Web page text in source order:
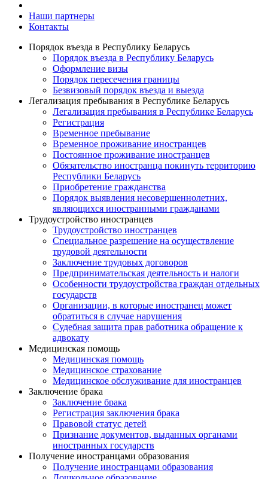
Наши партнеры
Контакты
Порядок въезда в Республику Беларусь
Порядок въезда в Республику Беларусь
Оформление визы
Порядок пересечения границы
Безвизовый порядок въезда и выезда
Легализация пребывания в Республике Беларусь
Легализация пребывания в Республике Беларусь
Регистрация
Временное пребывание
Временное проживание иностранцев
Постоянное проживание иностранцев
Обязательство иностранца покинуть территорию
Республики Беларусь
Приобретение гражданства
Порядок выявления несовершеннолетних,
являющихся иностранными гражданами
Трудоустройство иностранцев
Трудоустройство иностранцев
Специальное разрешение на осуществление
трудовой деятельности
Заключение трудовых договоров
Предпринимательская деятельность и налоги
Особенности трудоустройства граждан отдельных
государств
Организации, в которые иностранец может
обратиться в случае нарушения
Судебная защита прав работника обращение к
адвокату
Медицинская помощь
Медицинская помощь
Медицинское страхование
Медицинское обслуживание для иностранцев
Заключение брака
Заключение брака
Регистрация заключения брака
Правовой статус детей
Признание документов, выданных органами
иностранных государств
Получение иностранцами образования
Получение иностранцами образования